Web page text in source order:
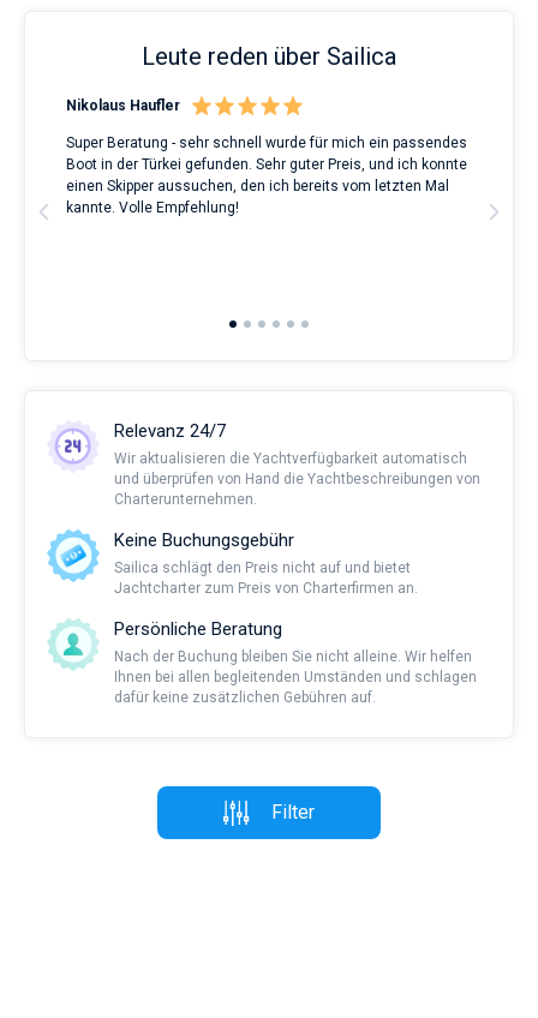
Leute reden über Sailica
Nikolaus Haufler
Super Beratung - sehr schnell wurde für mich ein passendes
Boot in der Türkei gefunden. Sehr guter Preis, und ich konnte
einen Skipper aussuchen, den ich bereits vom letzten Mal
kannte. Volle Empfehlung!
Relevanz 24/7
Wir aktualisieren die Yachtverfügbarkeit automatisch
und überprüfen von Hand die Yachtbeschreibungen von
Charterunternehmen.
Keine Buchungsgebühr
Sailica schlägt den Preis nicht auf und bietet
Jachtcharter zum Preis von Charterfirmen an.
Persönliche Beratung
Nach der Buchung bleiben Sie nicht alleine. Wir helfen
Ihnen bei allen begleitenden Umständen und schlagen
dafür keine zusätzlichen Gebühren auf.
Filter